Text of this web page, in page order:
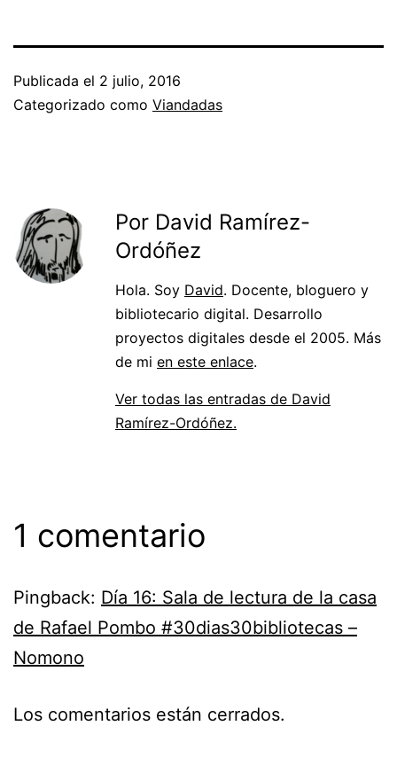
Publicada el 2 julio, 2016
Categorizado como Viandadas
Por David Ramírez-
Ordóñez
Hola. Soy David. Docente, bloguero y
bibliotecario digital. Desarrollo
proyectos digitales desde el 2005. Más
de mi en este enlace.
Ver todas las entradas de David
Ramírez-Ordóñez.
1 comentario
Pingback: Día 16: Sala de lectura de la casa
de Rafael Pombo #30dias30bibliotecas –
Nomono
Los comentarios están cerrados.